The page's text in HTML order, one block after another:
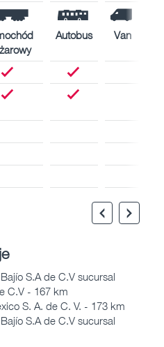
Autobus Van
S.A de C.V sucursal
C.V - 167 km
S. A. de C. V. - 173 km
S.A de C.V sucursal